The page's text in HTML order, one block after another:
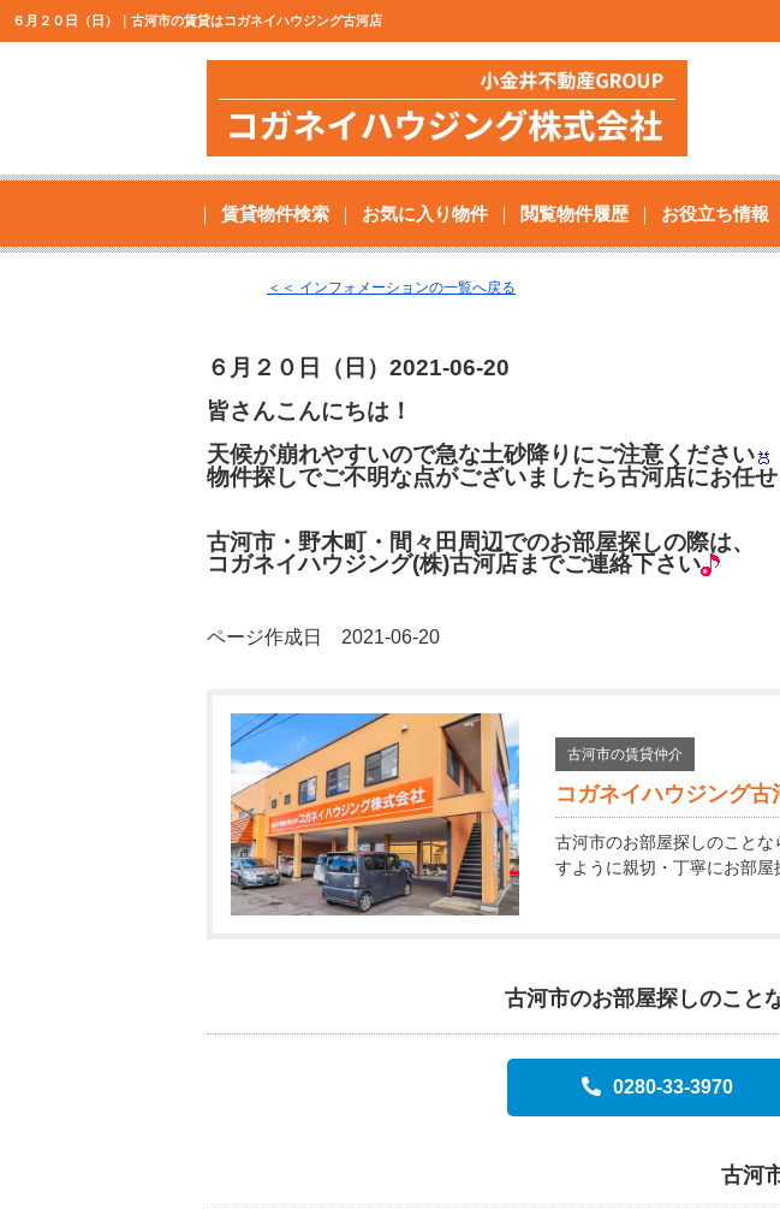
６月２０日（日）｜古河市の賃貸はコガネイハウジング古河店
賃貸物件検索 お気に入り物件 閲覧物件履歴 お役立ち情報
＜＜ インフォメーションの一覧へ戻る
６月２０日（日） 2021-06-20
皆さんこんにちは！
天候が崩れやすいので急な土砂降りにご注意ください
物件探しでご不明な点がございましたら古河店にお任
古河市・野木町・間々田周辺でのお部屋探しの際は、
コガネイハウジング(株)古河店までご連絡下さい
ページ作成日 2021-06-20
古河市の賃貸仲介
コガネイハウジング古
古河市のお部屋探しのこと
すように親切・丁寧にお部屋
古河市のお部屋探しのこと
0280-33-3970
古河